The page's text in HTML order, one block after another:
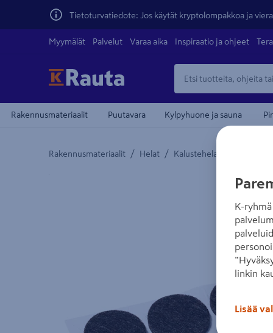
Tietoturvatiedote: Jos käytät kryptolompakkoa ja
Myymälät Palvelut Varaa aika Inspiraatio ja ohjeet
Rakennusmateriaalit Puutavara Kylpyhuone ja sauna
Rakennusmateriaalit / Helat / Kalustehelat
Yksityiskohtainen kuvaus löytyy Tuotteen kuvaus -
K-
linkin
Lisää